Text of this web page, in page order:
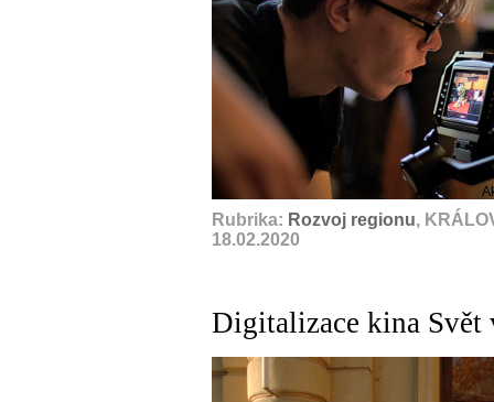
Rubrika: Rozvoj regionu,
18.02.2020
Digitalizace kina Svět